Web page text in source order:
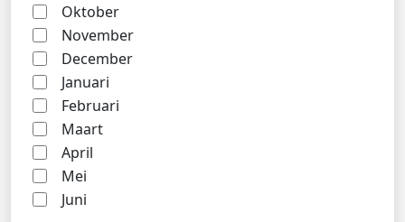
Oktober
November
December
Januari
Februari
Maart
April
Mei
Juni